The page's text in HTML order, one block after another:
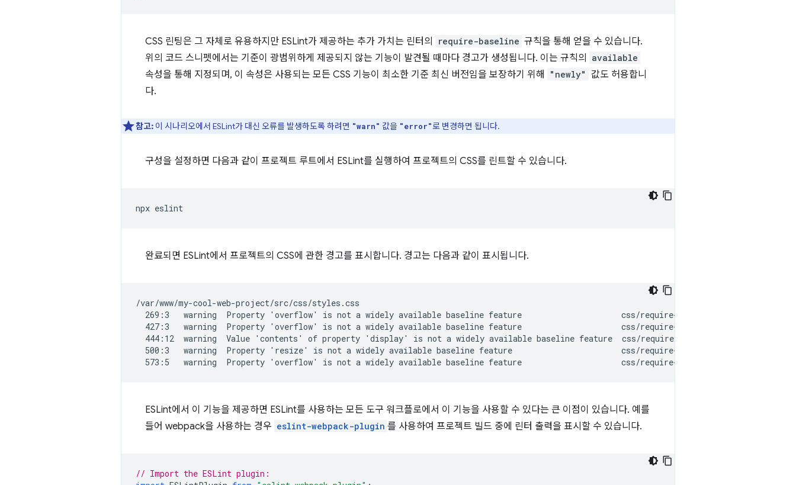
CSS 린팅은 그 자체로 유용하지만 ESLint가 제공하는 추가 가치는 린터의 require-baseline 규칙을 통해 얻을 수 있습니다.
위의 코드 스니펫에서는 기준이 광범위하게 제공되지 않는 기능이 발견될 때마다 경고가 생성됩니다. 이는 규칙의
available
속성을 통해 지정되며, 이 속성은 사용되는 모든 CSS 기능이 최소한 기준 최신 버전임을 보장하기 위해 "newly" 값도 허용합니
다.
참고: 이 시나리오에서 ESLint가 대신 오류를 발생하도록 하려면 "warn" 값을 "error"로 변경하면 됩니다.
구성을 설정하면 다음과 같이 프로젝트 루트에서 ESLint를 실행하여 프로젝트의 CSS를 린트할 수 있습니다.
완료되면 ESLint에서 프로젝트의 CSS에 관한 경고를 표시합니다. 경고는 다음과 같이 표시됩니다.
/var/www/my-cool-web-project/src/css/styles.css
  269:3   warning  Property 'overflow' is not a widely available baseline feature                     css/require-baseline
  427:3   warning  Property 'overflow' is not a widely available baseline feature                     css/require-baseline
  444:12  warning  Value 'contents' of property 'display' is not a widely available baseline feature  css/require-baseline
  500:3   warning  Property 'resize' is not a widely available baseline feature                       css/require-baseline
ESLint에서 이 기능을 제공하면 ESLint를 사용하는 모든 도구 워크플로에서 이 기능을 사용할 수 있다는 큰 이점이 있습니다. 예를
들어 webpack을 사용하는 경우 eslint-webpack-plugin 를 사용하여 프로젝트 빌드 중에 린터 출력을 표시할 수 있습니다.
// Import the ESLint plugin: